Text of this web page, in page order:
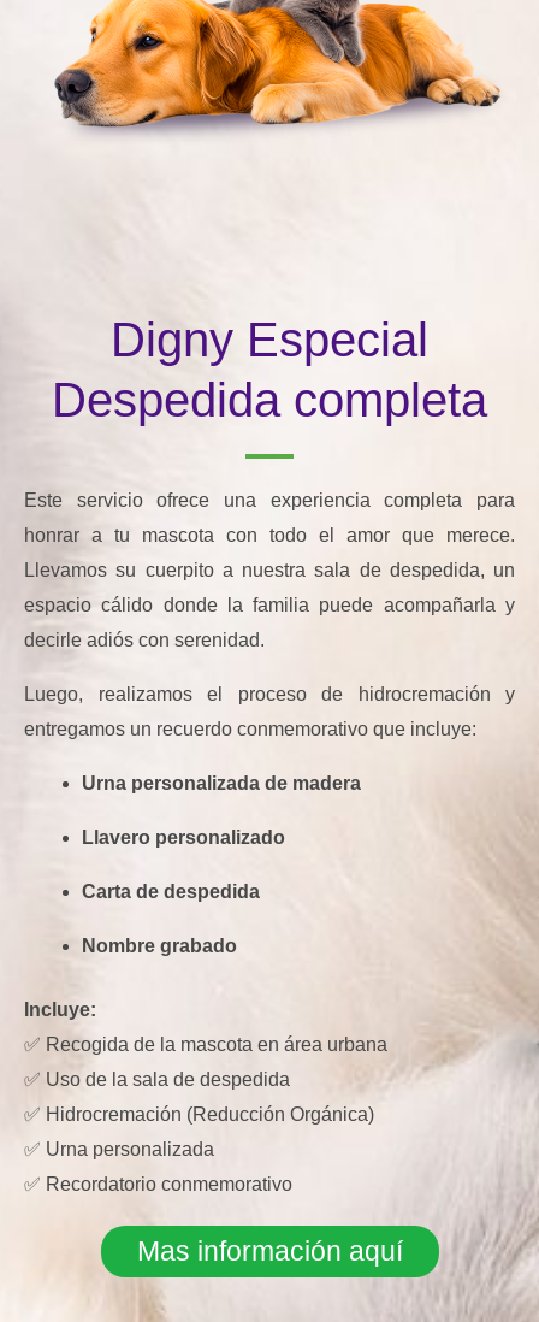
Digny Especial
Despedida completa
Este servicio ofrece una experiencia completa para
honrar a tu mascota con todo el amor que merece.
Llevamos su cuerpito a nuestra sala de despedida, un
espacio cálido donde la familia puede acompañarla y
decirle adiós con serenidad.
Luego, realizamos el proceso de hidrocremación y
entregamos un recuerdo conmemorativo que incluye:
Urna personalizada de madera
Llavero personalizado
Carta de despedida
Nombre grabado
Incluye:
✅ Recogida de la mascota en área urbana
✅ Uso de la sala de despedida
✅ Hidrocremación (Reducción Orgánica)
✅ Urna personalizada
✅ Recordatorio conmemorativo
Mas información aquí